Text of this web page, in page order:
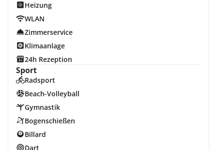
Heizung
WLAN
Zimmerservice
Klimaanlage
24h Rezeption
Sport
Radsport
Beach-Volleyball
Gymnastik
Bogenschießen
Billard
Dart